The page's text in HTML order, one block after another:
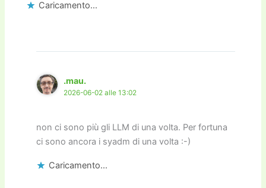
Caricamento...
.mau.
2026-06-02 alle 13:02
non ci sono più gli LLM di una volta. Per fortuna
ci sono ancora i syadm di una volta :-)
Caricamento...